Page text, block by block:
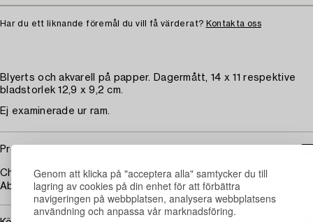
Genom att klicka på "acceptera alla" samtycker du till
lagring av cookies på din enhet för att förbättra
navigeringen på webbplatsen, analysera webbplatsens
användning och anpassa vår marknadsföring.
Har du ett liknande föremål du vill få värderat? Kontakta oss
Blyerts och akvarell på papper. Dagermått, 14 x 11 respektive
bladstorlek 12,9 x 9,2 cm.
Ej examinerade ur ram.
Proveniens
Christie's, "The Astor Collection from Tillypronie,
Aberdeenshire", 2017.